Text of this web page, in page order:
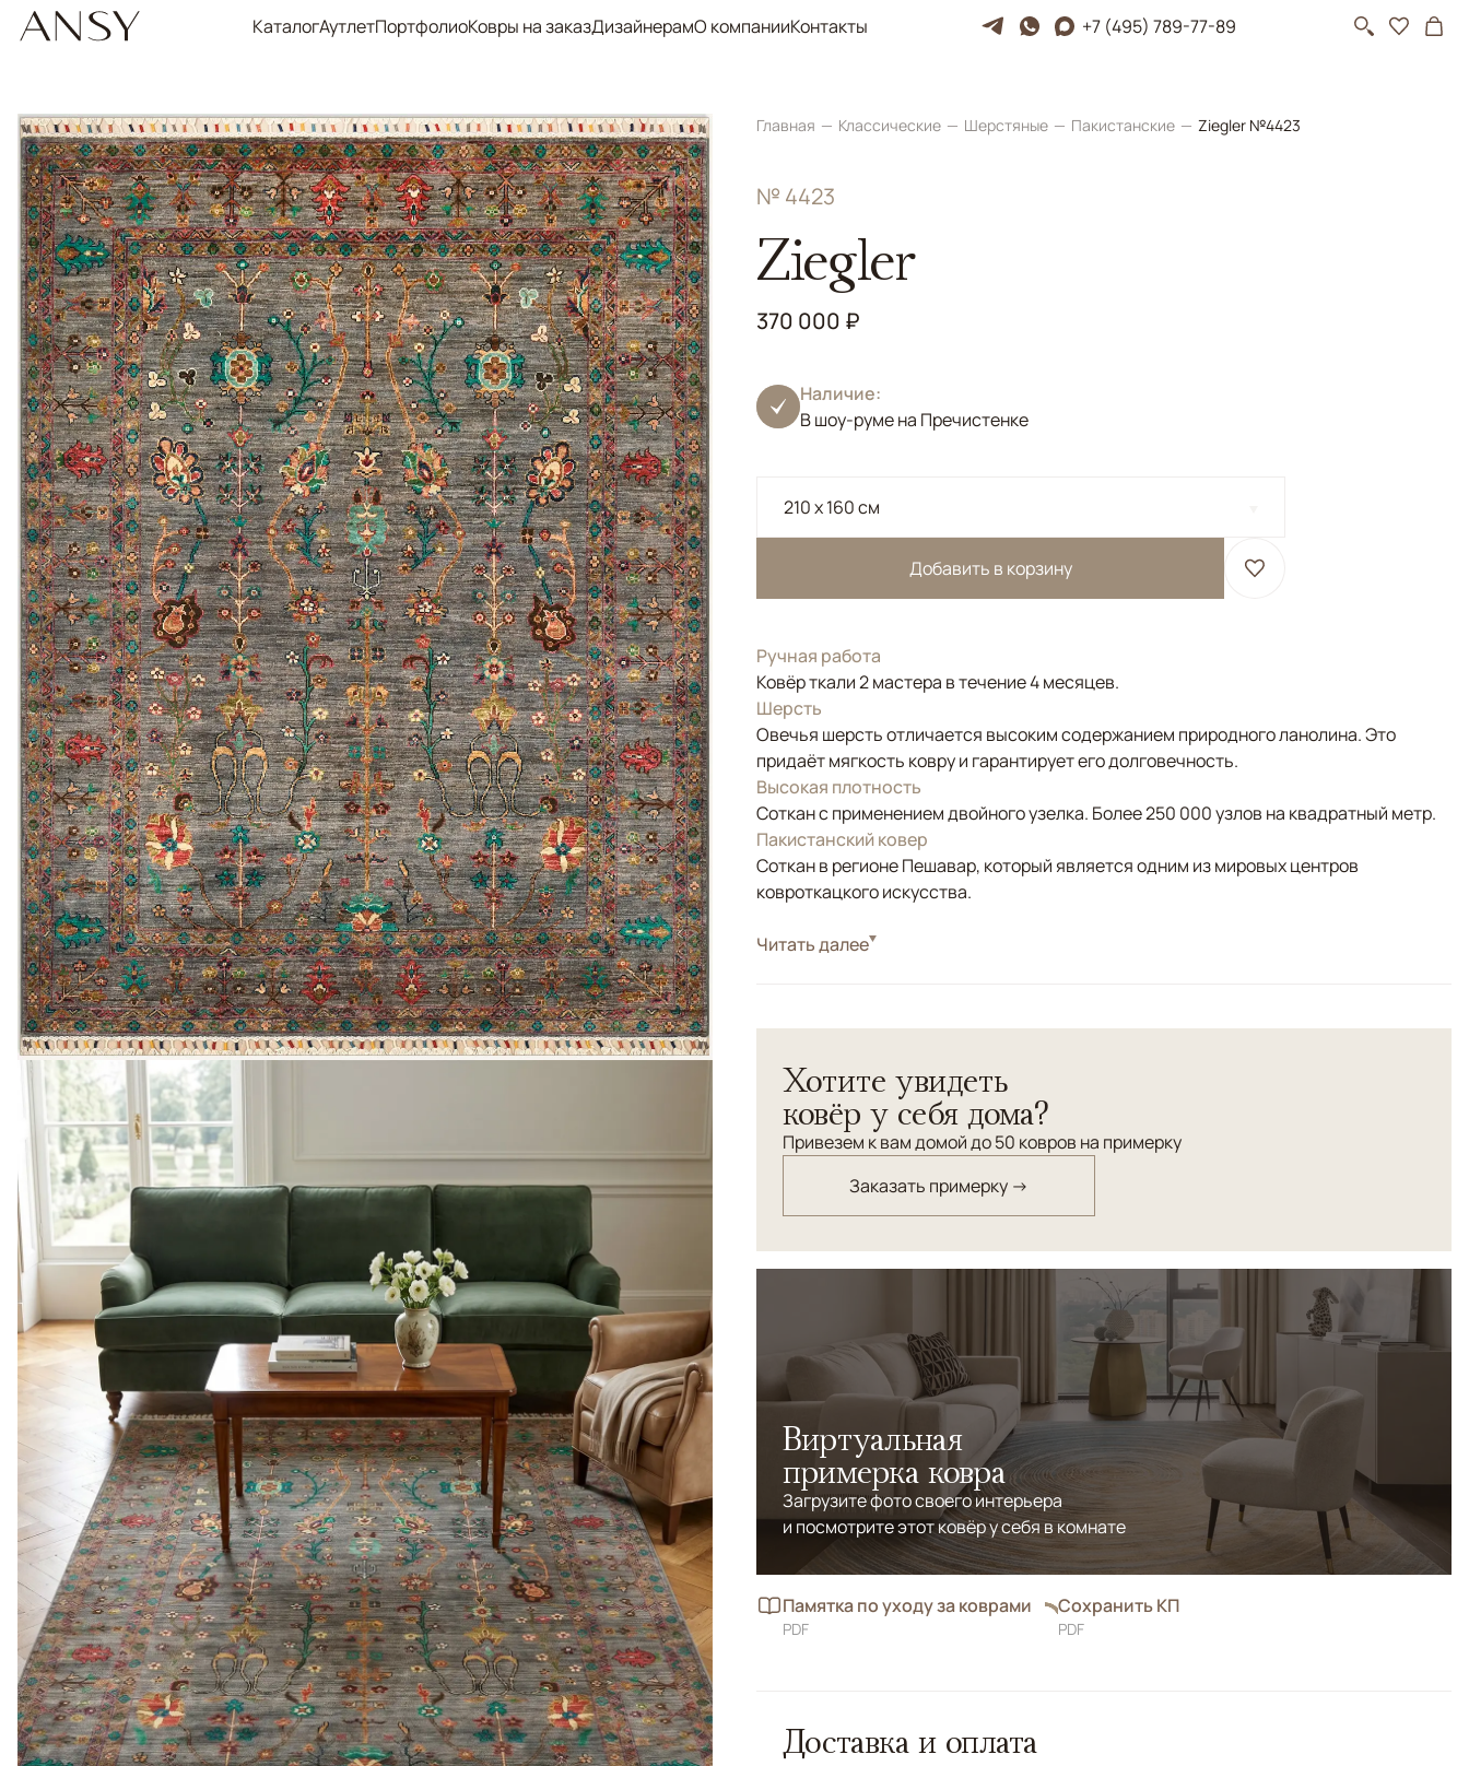
КаталогАутлетПортфолиоКовры на заказДизайнерамО компанииКонтакты +7 (495) 789-77-89
Главная Классические Шерстяные Пакистанские Ziegler №4423
№ 4423
Ziegler
370 000 ₽
Наличие:
В шоу-руме на Пречистенке
210 x 160 см
Добавить в корзину
Ручная работа
Ковёр ткали 2 мастера в течение 4 месяцев.
Шерсть
Овечья шерсть отличается высоким содержанием природного ланолина. Это
придаёт мягкость ковру и гарантирует его долговечность.
Высокая плотность
Соткан с применением двойного узелка. Более 250 000 узлов на квадратный метр.
Пакистанский ковер
Соткан в регионе Пешавар, который является одним из мировых центров
ковроткацкого искусства.
СтильКлассические
Читать далее
Хотите увидеть
ковёр у себя дома?
Привезем к вам домой до 50 ковров на примерку
Заказать примерку →
Виртуальная
примерка ковра
Загрузите фото своего интерьера
и посмотрите этот ковёр у себя в комнате
Памятка по уходу за коврами
PDF
Сохранить КП
PDF
Доставка и оплата